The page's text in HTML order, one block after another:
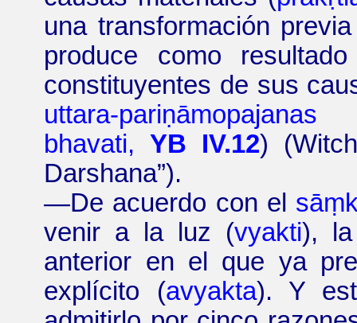
una transformación
produce como
constituyentes de sus
uttara-pariṇāmopajanas
bhavati,YB IV.12) (
Darshana”).
—De acuerdo con el
venir a la luz (vyakti), la
anterior en el que ya
explícito (avyakta). Y